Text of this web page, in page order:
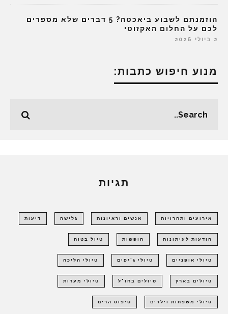
הוזמנתם לשבוע ביאכטה? 5 דברים שלא מספרים
לכם על החלום האקזוטי
2 ביולי 2026
מנוע חיפוש כתבות:
תגיות
אירועים ותחרויות אנשים וראיונות גלישה דיעות
הודעות לעיתונות חופשות טיול בטוח
טיולי אופניים טיולי ג'יפים טיולי הליכה
טיולים בארץ טיולים בחו"ל טיולי מערות
טיולי משפחות וילדים טיפוס הרים